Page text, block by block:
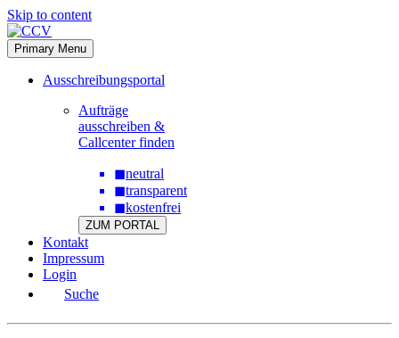
Skip to content
Primary Menu
Ausschreibungsportal
Aufträge
ausschreiben &
Callcenter finden
◼neutral
◼transparent
◼kostenfrei
ZUM PORTAL
Kontakt
Impressum
Login
Suche